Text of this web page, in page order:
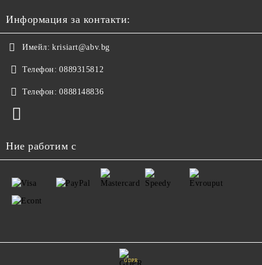
Информация за контакти:
Имейл: krisiart@abv.bg
Телефон: 0889315812
Телефон: 0888148836
Ние работим с
GDPR